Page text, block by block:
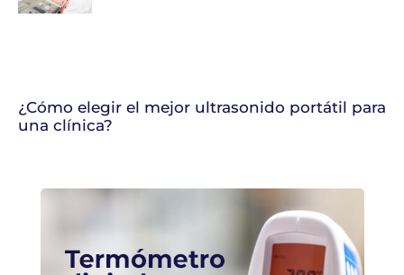
¿Cómo elegir el mejor ultrasonido portátil para
una clínica?